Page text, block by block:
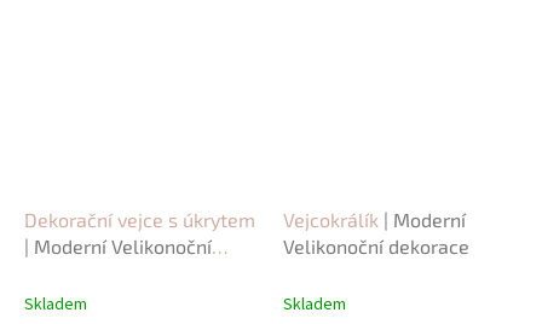
Dekorační vejce s úkrytem
| Moderní Velikonoční
Skladem
Vejcokrálík | Moderní
Velikonoční dekorace
Skladem